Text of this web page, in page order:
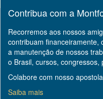
Contribua com a
Recorremos aos nossos
contribuam financeiramente,
a manutenção de nossos
o Brasil, cursos,
Colabore com nosso
Saiba mais